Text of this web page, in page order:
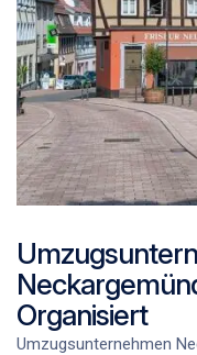
Organisiert
Umzugsunternehmen